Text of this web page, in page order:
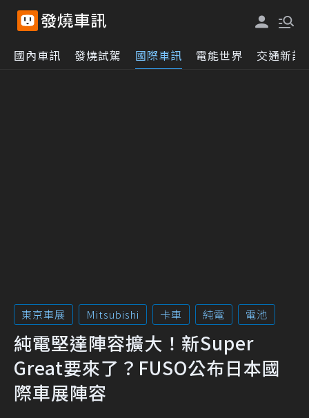
國內車訊 發燒試駕 國際車訊 電能世界 交通新訊
東京車展 Mitsubishi 卡車 純電 電池
純電堅達陣容擴大！新Super
Great要來了？FUSO公布日本國
際車展陣容